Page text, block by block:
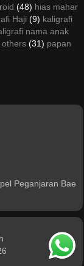
(48) hias mahar
Haji (9) kaligrafi
nama anak
others (31) papan
Peganjaran Bae